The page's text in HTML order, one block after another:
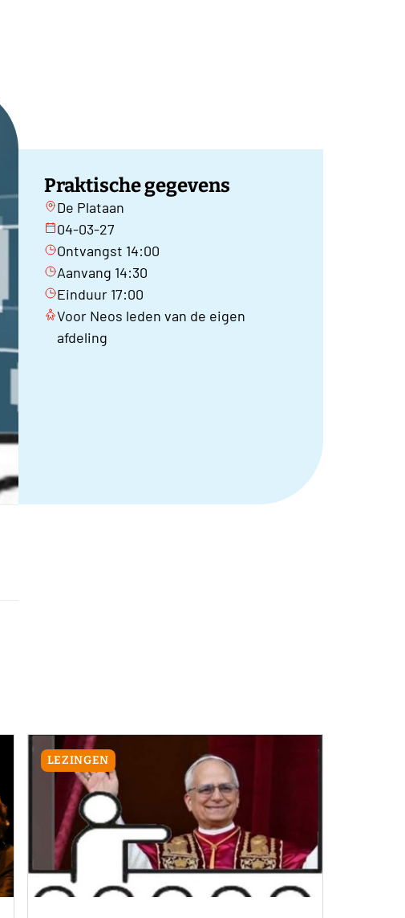
Praktische gegevens
De Plataan
04-03-27
Ontvangst 14:00
Aanvang 14:30
Einduur 17:00
Voor Neos leden van de eigen
afdeling
LEZINGEN